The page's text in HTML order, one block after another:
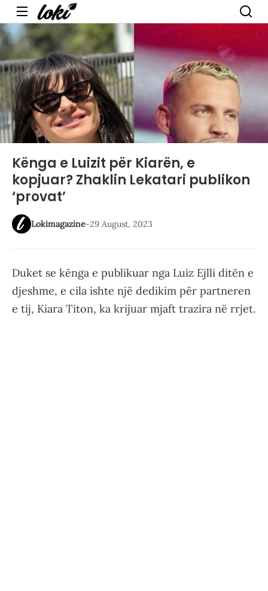
Menu
Kënga e Luizit për Kiarën, e
kopjuar? Zhaklin Lekatari publikon
‘provat’
Lokimagazine-29 August, 2023
Duket se kënga e publikuar nga Luiz Ejlli ditën e
djeshme, e cila ishte një dedikim për partneren
e tij, Kiara Titon, ka krijuar mjaft trazira në rrjet.